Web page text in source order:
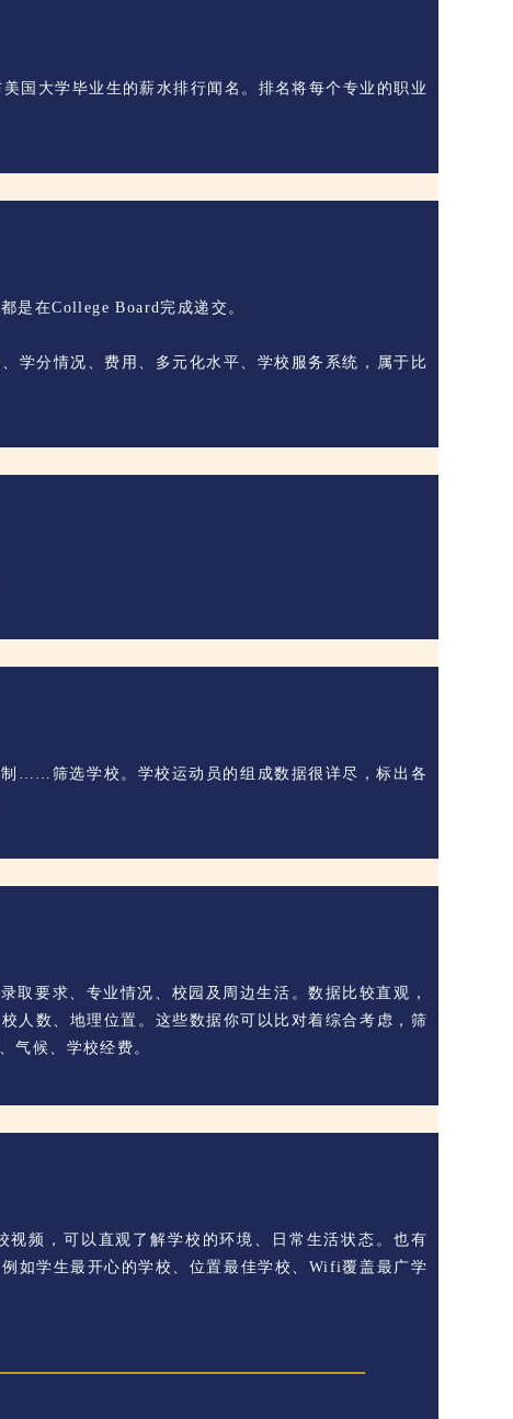
国大学毕业生的薪水排行闻名。排名将每个专业的职业
是在College Board完成递交。
学分情况、费用、多元化水平、学校服务系统，属于比
……筛选学校。学校运动员的组成数据很详尽，标出各
取要求、专业情况、校园及周边生活。数据比较直观，
人数、地理位置。这些数据你可以比对着综合考虑，筛
气候、学校经费。
频，可以直观了解学校的环境、日常生活状态。也有
如学生最开心的学校、位置最佳学校、Wifi覆盖最广学